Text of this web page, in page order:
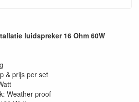
luidspreker 16 Ohm 60W
& prijs per set
Weather proof